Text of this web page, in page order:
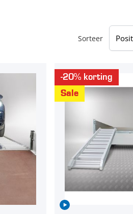
Sorteer
-20% korting
Sale